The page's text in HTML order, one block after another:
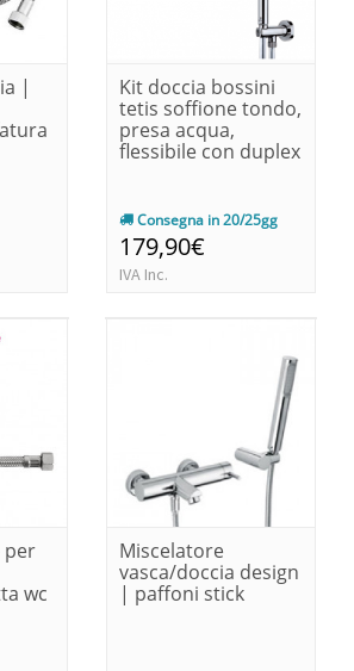
|
Kit doccia bossini
tetis soffione tondo,
presa acqua,
flessibile con duplex
Consegna in 20/25gg
179,90€
IVA Inc.
per
wc
Miscelatore
vasca/doccia design
| paffoni stick